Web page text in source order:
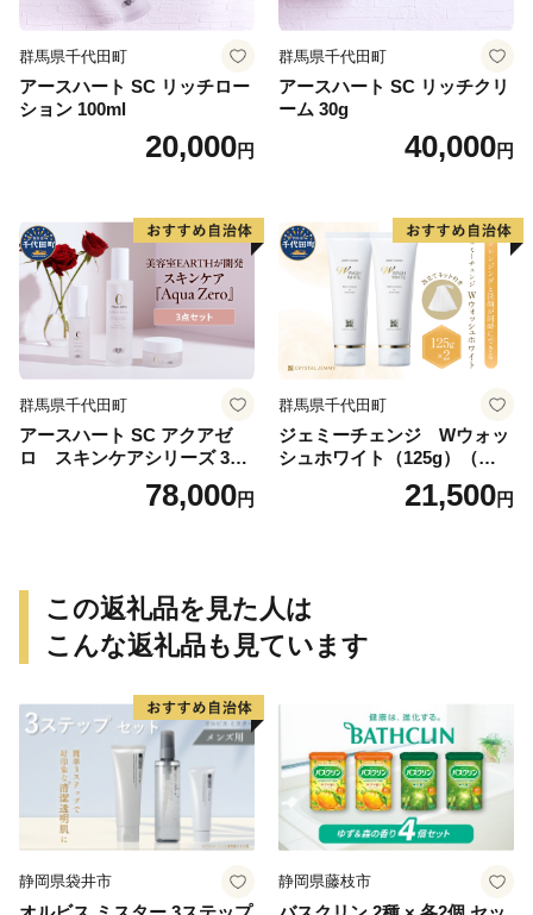
群馬県千代田町
アースハート SC リッチロー
ション 100ml
20,000円
群馬県千代田町
アースハート SC リッチクリ
ーム 30g
40,000円
群馬県千代田町
アースハート SC アクアゼ
ロ スキンケアシリーズ 3点
78,000円
群馬県千代田町
ジェミーチェンジ Wウォッ
シュホワイト（125g）（泡立
てネット付）×2本 群馬県 千
21,500円
この返礼品を見た人は
こんな返礼品も見ています
静岡県袋井市 静岡県藤枝市